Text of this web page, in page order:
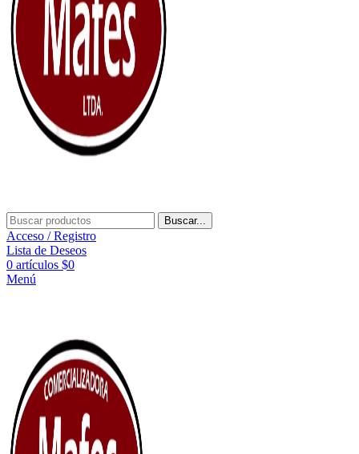
Buscar...
Acceso / Registro
Lista de Deseos
0 artículos $0
Menú